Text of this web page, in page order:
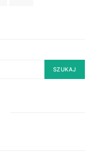
SZUKAJ